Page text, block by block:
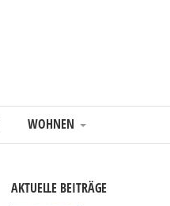
WOHNEN
AKTUELLE BEITRÄGE